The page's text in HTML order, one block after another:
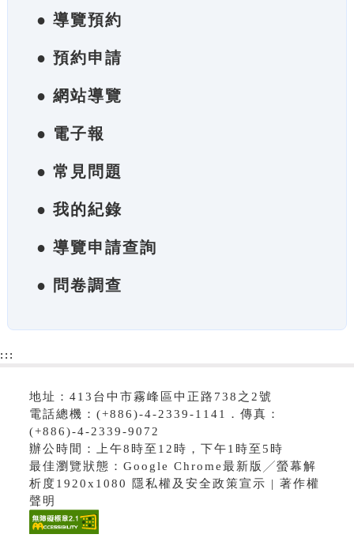
● 導覽預約
● 預約申請
● 網站導覽
● 電子報
● 常見問題
● 我的紀錄
● 導覽申請查詢
● 問卷調查
:::
地址：413台中市霧峰區中正路738之2號
電話總機：(+886)-4-2339-1141．傳真：
(+886)-4-2339-9072
辦公時間：上午8時至12時，下午1時至5時
最佳瀏覽狀態：Google Chrome最新版╱螢幕解
析度1920x1080 隱私權及安全政策宣示 | 著作權
聲明